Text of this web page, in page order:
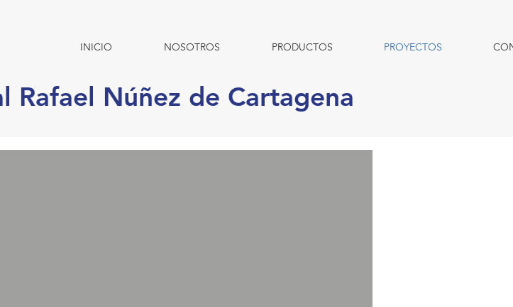
INICIO NOSOTROS PRODUCTOS PROYECTOS
Núñez de Cartagena